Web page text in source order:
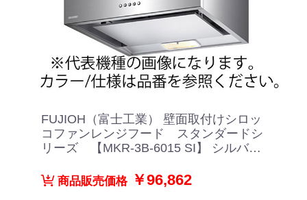
FUJIOH（富士工業） 壁面取付けシロッ
コファンレンジフード スタンダードシ
リーズ 【MKR-3B-6015 SI】 シルバー
商品販売価格￥96,862